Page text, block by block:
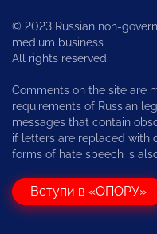
© 2023 Russian non-
medium business
All rights reserved.
Comments on the site are
requirements of Russian
messages that contain
if letters are replaced with
forms of hate speech is
Вступи в «ОПОРУ»